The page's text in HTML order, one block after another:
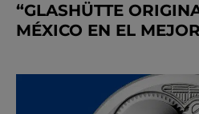
“GLASHÜTTE
MÉXICO EN EL